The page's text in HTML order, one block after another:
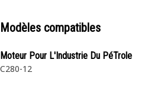
Modèles compatibles
Moteur Pour L'Industrie Du PéTrole
C280-12